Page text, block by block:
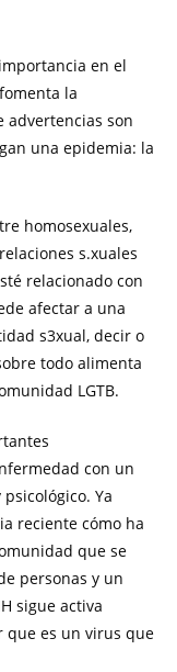
en el
la
advertencias son
una epidemia: la
homosexuales,
s.xuales
relacionado con
afectar a una
s3xual, decir o
todo alimenta
LGTB.
con un
Ya
reciente cómo ha
que se
personas y un
sigue activa
que es un virus que